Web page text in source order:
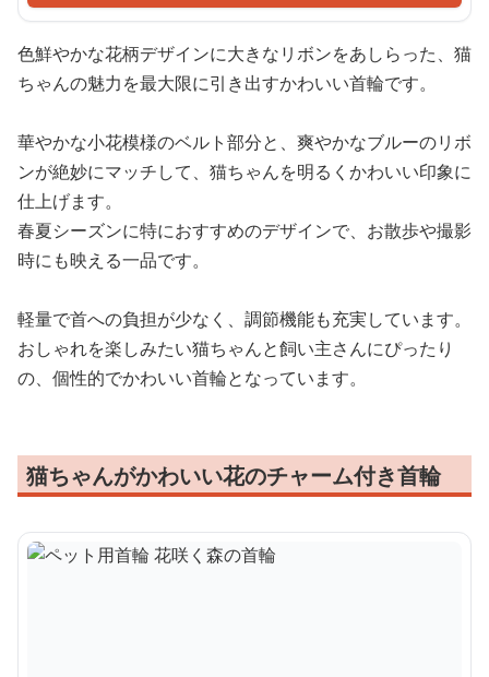
色鮮やかな花柄デザインに大きなリボンをあしらった、猫
ちゃんの魅力を最大限に引き出すかわいい首輪です。
華やかな小花模様のベルト部分と、爽やかなブルーのリボ
ンが絶妙にマッチして、猫ちゃんを明るくかわいい印象に
仕上げます。
春夏シーズンに特におすすめのデザインで、お散歩や撮影
時にも映える一品です。
軽量で首への負担が少なく、調節機能も充実しています。
おしゃれを楽しみたい猫ちゃんと飼い主さんにぴったり
の、個性的でかわいい首輪となっています。
猫ちゃんがかわいい花のチャーム付き首輪